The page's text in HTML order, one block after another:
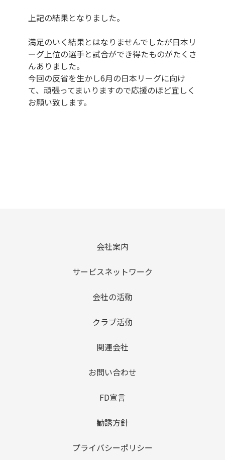
上記の結果となりました。
満足のいく結果とはなりませんでしたが日本リ
ーグ上位の選手と試合ができ得たものがたくさ
んありました。
今回の反省を生かし6月の日本リーグに向け
て、頑張ってまいりますので応援のほど宜しく
お願い致します。
会社案内
サービスネットワーク
会社の活動
クラブ活動
関連会社
お問い合わせ
FD宣言
勧誘方針
プライバシーポリシー